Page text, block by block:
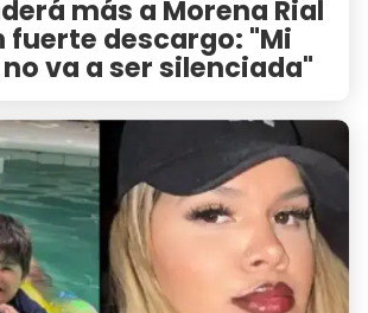
más a Morena Rial
fuerte descargo: "Mi
va a ser silenciada"